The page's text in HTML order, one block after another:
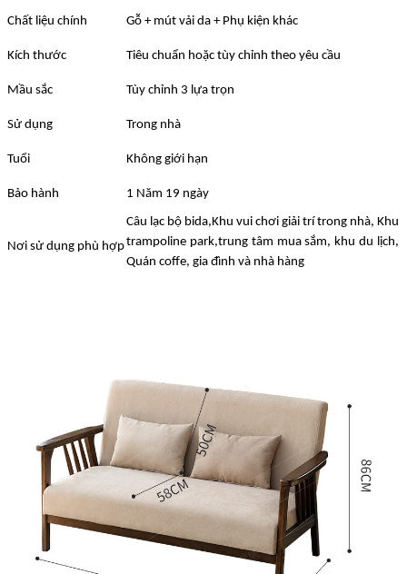
Chất liệu chính Gỗ + mút vải da + Phụ kiện khác
Kích thước Tiêu chuẩn hoặc tùy chỉnh theo yêu cầu
Mầu sắc Tùy chỉnh 3 lựa trọn
Sử dụng Trong nhà
Tuổi Không giới hạn
Bảo hành 1 Năm 19 ngày
Nơi sử dụng phù hợp
Câu lạc bộ bida,Khu vui chơi giải trí trong nhà, Khu
trampoline park,trung tâm mua sắm, khu du lịch,
Quán coffe, gia đình và nhà hàng